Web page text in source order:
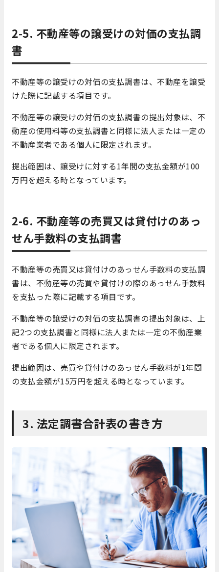
2-5. 不動産等の譲受けの対価の支払調
書
不動産等の譲受けの対価の支払調書は、不動産を譲受
けた際に記載する項目です。
不動産等の譲受けの対価の支払調書の提出対象は、不
動産の使用料等の支払調書と同様に法人または一定の
不動産業者である個人に限定されます。
提出範囲は、譲受けに対する1年間の支払金額が100
万円を超える時となっています。
2-6. 不動産等の売買又は貸付けのあっ
せん手数料の支払調書
不動産等の売買又は貸付けのあっせん手数料の支払調
書は、不動産等の売買や貸付けの際のあっせん手数料
を支払った際に記載する項目です。
不動産等の譲受けの対価の支払調書の提出対象は、上
記2つの支払調書と同様に法人または一定の不動産業
者である個人に限定されます。
提出範囲は、売買や貸付けのあっせん手数料が1年間
の支払金額が15万円を超える時となっています。
3. 法定調書合計表の書き方